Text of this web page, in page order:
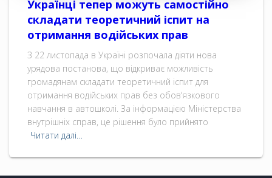
Українці тепер можуть самостійно
складати теоретичний іспит на
отримання водійських прав
З 22 листопада в Україні розпочала діяти нова
урядова постанова, що відкриває можливість
громадянам складати теоретичний іспит для
отримання водійських прав без обов'язкового
навчання в автошколі. За інформацією Міністерства
внутрішніх справ, це рішення було прийнято
Читати далі…